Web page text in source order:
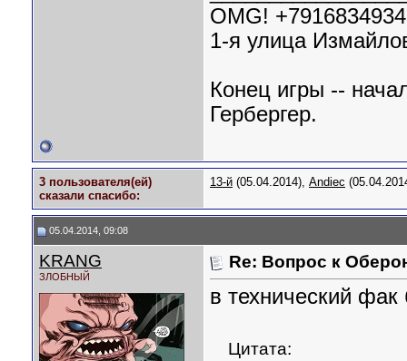
OMG!
1-я улица
Конец игры --
Гербергер.
3 пользователя(ей)
сказали cпасибо:
13-й (05.04.2014), Andiec
05.04.2014, 09:08
KRANG
ЗЛОБНЫЙ
Re: Вопрос к
в технический
Цитата: